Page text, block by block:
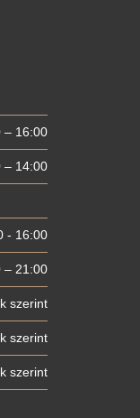
– 16:00
– 14:00
- 16:00
– 21:00
szerint
szerint
szerint